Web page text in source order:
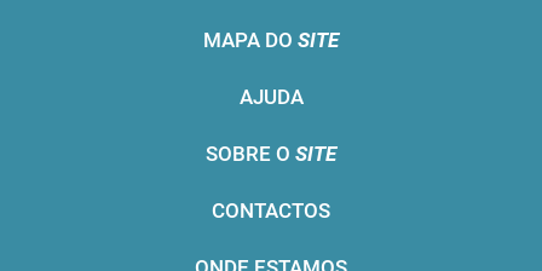
MAPA DO SITE
AJUDA
SOBRE O SITE
CONTACTOS